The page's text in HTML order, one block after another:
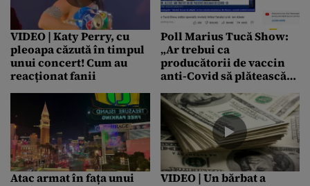
implicat – SURSE
VIDEO | Katy Perry, cu
pleoapa căzută în timpul
unui concert! Cum au
reacționat fanii
Poll Marius Tucă Show:
„Ar trebui ca
producătorii de vaccin
anti-Covid să plătească
și dozele aruncate?”. Vezi
răspunsurile!
Atac armat în fața unui
VIDEO | Un bărbat a